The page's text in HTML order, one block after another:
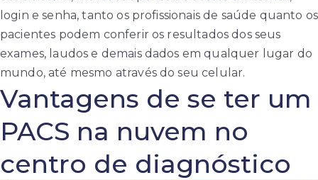
login e senha, tanto os profissionais de saúde quanto os
pacientes podem conferir os resultados dos seus
exames, laudos e demais dados em qualquer lugar do
mundo, até mesmo através do seu celular.
Vantagens de se ter um
PACS na nuvem no
centro de diagnóstico